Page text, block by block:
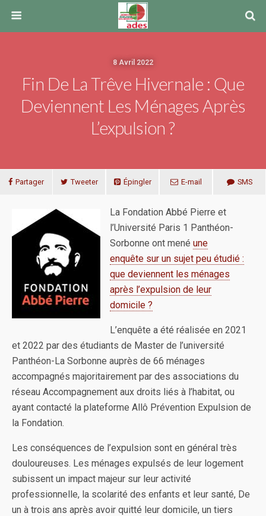
8 Avril 2022
Fin De La Trêve Hivernale : Que
Deviennent Les Ménages Après
L’expulsion ?
Partager Tweeter Épingler E-mail SMS
La Fondation Abbé Pierre et
l’Université Paris 1 Panthéon-
Sorbonne ont mené une
enquête sur un sujet peu étudié :
que deviennent les ménages
après l’expulsion de leur
domicile ?
L’enquête a été réalisée en 2021
et 2022 par des étudiants de Master de l’université
Panthéon-La Sorbonne auprès de 66 ménages
accompagnés majoritairement par des associations du
réseau Accompagnement aux droits liés à l’habitat, ou
ayant contacté la plateforme Allô Prévention Expulsion de
la Fondation.
Les conséquences de l’expulsion sont en général très
douloureuses. Les ménages expulsés de leur logement
subissent un impact majeur sur leur activité
professionnelle, la scolarité des enfants et leur santé, De
un à trois ans après avoir quitté leur domicile, un tiers